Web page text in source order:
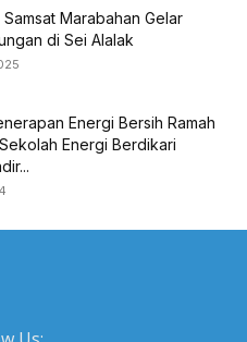
Marabahan Gelar
di Sei Alalak
Energi Bersih Ramah
Energi Berdikari